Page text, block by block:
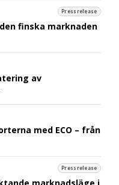
Pressrelease
finska marknaden
av
med ECO – från
Pressrelease
marknadsläge i